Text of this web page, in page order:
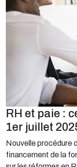
RH et paie :
1er juillet
Nouvelle procédure
financement de la